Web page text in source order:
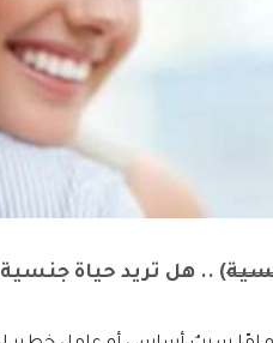
) .. هل تريد حياة